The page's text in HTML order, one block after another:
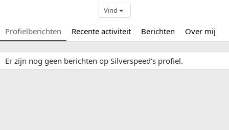
Vind
Profielberichten Recente activiteit Berichten Over mij
Er zijn nog geen berichten op Silverspeed's profiel.